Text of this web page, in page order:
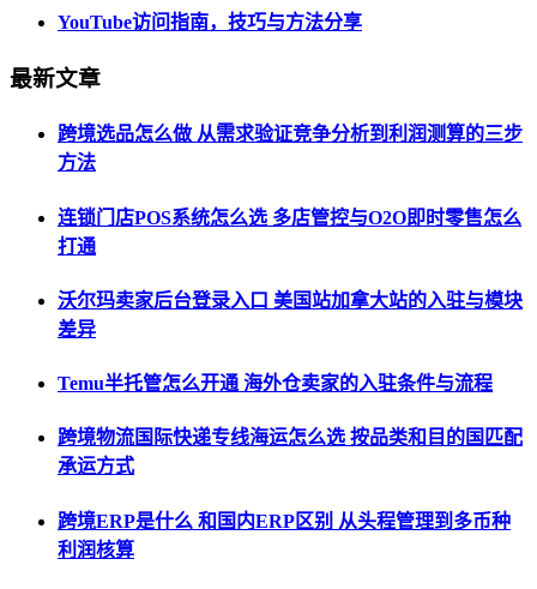
YouTube访问指南，技巧与方法分享
最新文章
跨境选品怎么做 从需求验证竞争分析到利润测算的三步
方法
连锁门店POS系统怎么选 多店管控与O2O即时零售怎么
打通
沃尔玛卖家后台登录入口 美国站加拿大站的入驻与模块
差异
Temu半托管怎么开通 海外仓卖家的入驻条件与流程
跨境物流国际快递专线海运怎么选 按品类和目的国匹配
承运方式
跨境ERP是什么 和国内ERP区别 从头程管理到多币种
利润核算